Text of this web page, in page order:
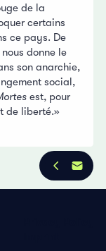
ce pays. De
donne le
est, pour
de liberté.»